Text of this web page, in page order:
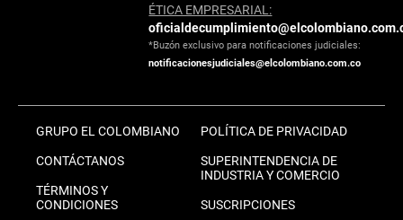
ÉTICA EMPRESARIAL:
*Buzón exclusivo para notificaciones judiciales:
notificacionesjudiciales@elcolombiano.com.co
GRUPO EL COLOMBIANO
CONTÁCTANOS
TÉRMINOS Y
CONDICIONES
POLÍTICA DE PRIVACIDAD
SUPERINTENDENCIA DE
INDUSTRIA Y COMERCIO
SUSCRIPCIONES